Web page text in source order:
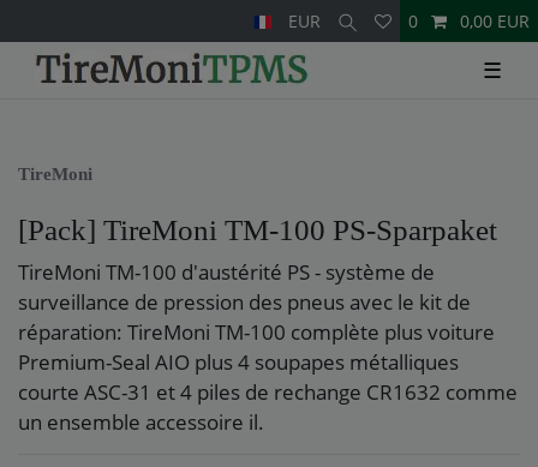
EUR 0 0,00 EUR
☰
TireMoni
[Pack] TireMoni TM-100 PS-Sparpaket
TireMoni TM-100 d'austérité PS - système de
surveillance de pression des pneus avec le kit de
réparation: TireMoni TM-100 complète plus voiture
Premium-Seal AIO plus 4 soupapes métalliques
courte ASC-31 et 4 piles de rechange CR1632 comme
un ensemble accessoire il.